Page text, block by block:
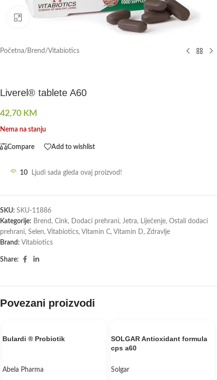
Click to enlarge
Početna/ Brend /Vitabiotics
Liverel® tablete A60
42,70 KM
Nema na stanju
Compare Add to wishlist
10 Ljudi sada gleda ovaj proizvod!
SKU: SKU-11886
Kategorije: Brend , Cink, Dodaci prehrani, Jetra, Liječenje, Ostali dodaci
prehrani, Selen, Vitabiotics, Vitamin C, Vitamin D, Zdravlje
Brand: Vitabiotics
Share:
Povezani proizvodi
Bulardi ® Probiotik
Abela Pharma
SOLGAR Antioxidant formula
cps a60
Solgar